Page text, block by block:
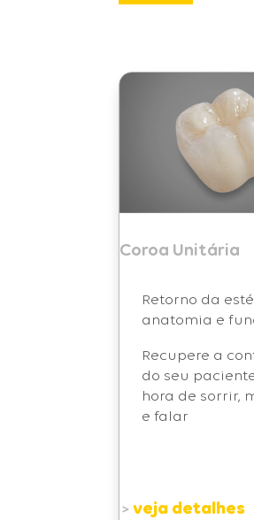
Coroa Unitária
Retorno da
anatomia e
Recupere a
do seu
hora de sorrir,
e falar
>veja detalhes